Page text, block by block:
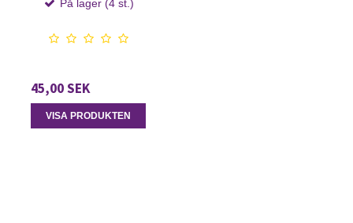
På lager (4 st.)
45,00 SEK
VISA PRODUKTEN